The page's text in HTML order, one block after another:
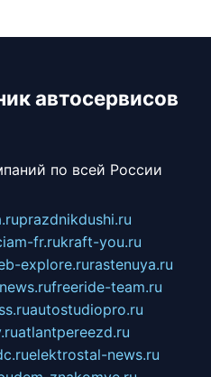
автосервисов
по всей России
prazdnikdushi.ru
fr.rukraft-you.ru
explore.rurastenuya.ru
freeride-team.ru
autostudiopro.ru
atlantpereezd.ru
elektrostal-news.ru